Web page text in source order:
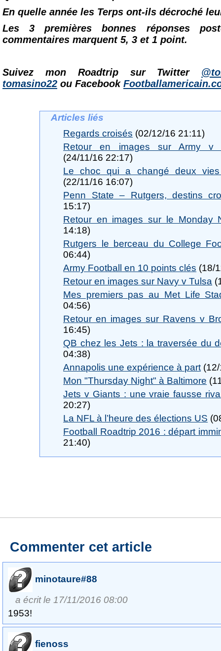
En quelle année les Terps ont-ils décroché
Les 3 premières bonnes réponses
commentaires marquent 5, 3 et 1 point.
Suivez mon Roadtrip sur Twitter
tomasino22 ou Facebook
Articles liés
Regards croisés (02/12/16 21:11)
Retour en images sur Army v
(24/11/16 22:17)
Le choc qui a changé deux vies
(22/11/16 16:07)
Penn State – Rutgers, destins
15:17)
Retour en images sur le Monday
14:18)
Rutgers le berceau du College
06:44)
Army Football en 10 points clés (18/
Retour en images sur Navy v Tulsa
Mes premiers pas au Met Life
04:56)
Retour en images sur Ravens v
16:45)
QB chez les Jets : la traversée du
04:38)
Annapolis une expérience à part
Mon "Thursday Night" à Baltimore
Jets v Giants : une vraie fausse
20:27)
La NFL à l’heure des élections US
Football Roadtrip 2016 : départ
21:40)
Commenter cet article
minotaure#88
a écrit le 17/11/2016 08:00
1953!
fienoss